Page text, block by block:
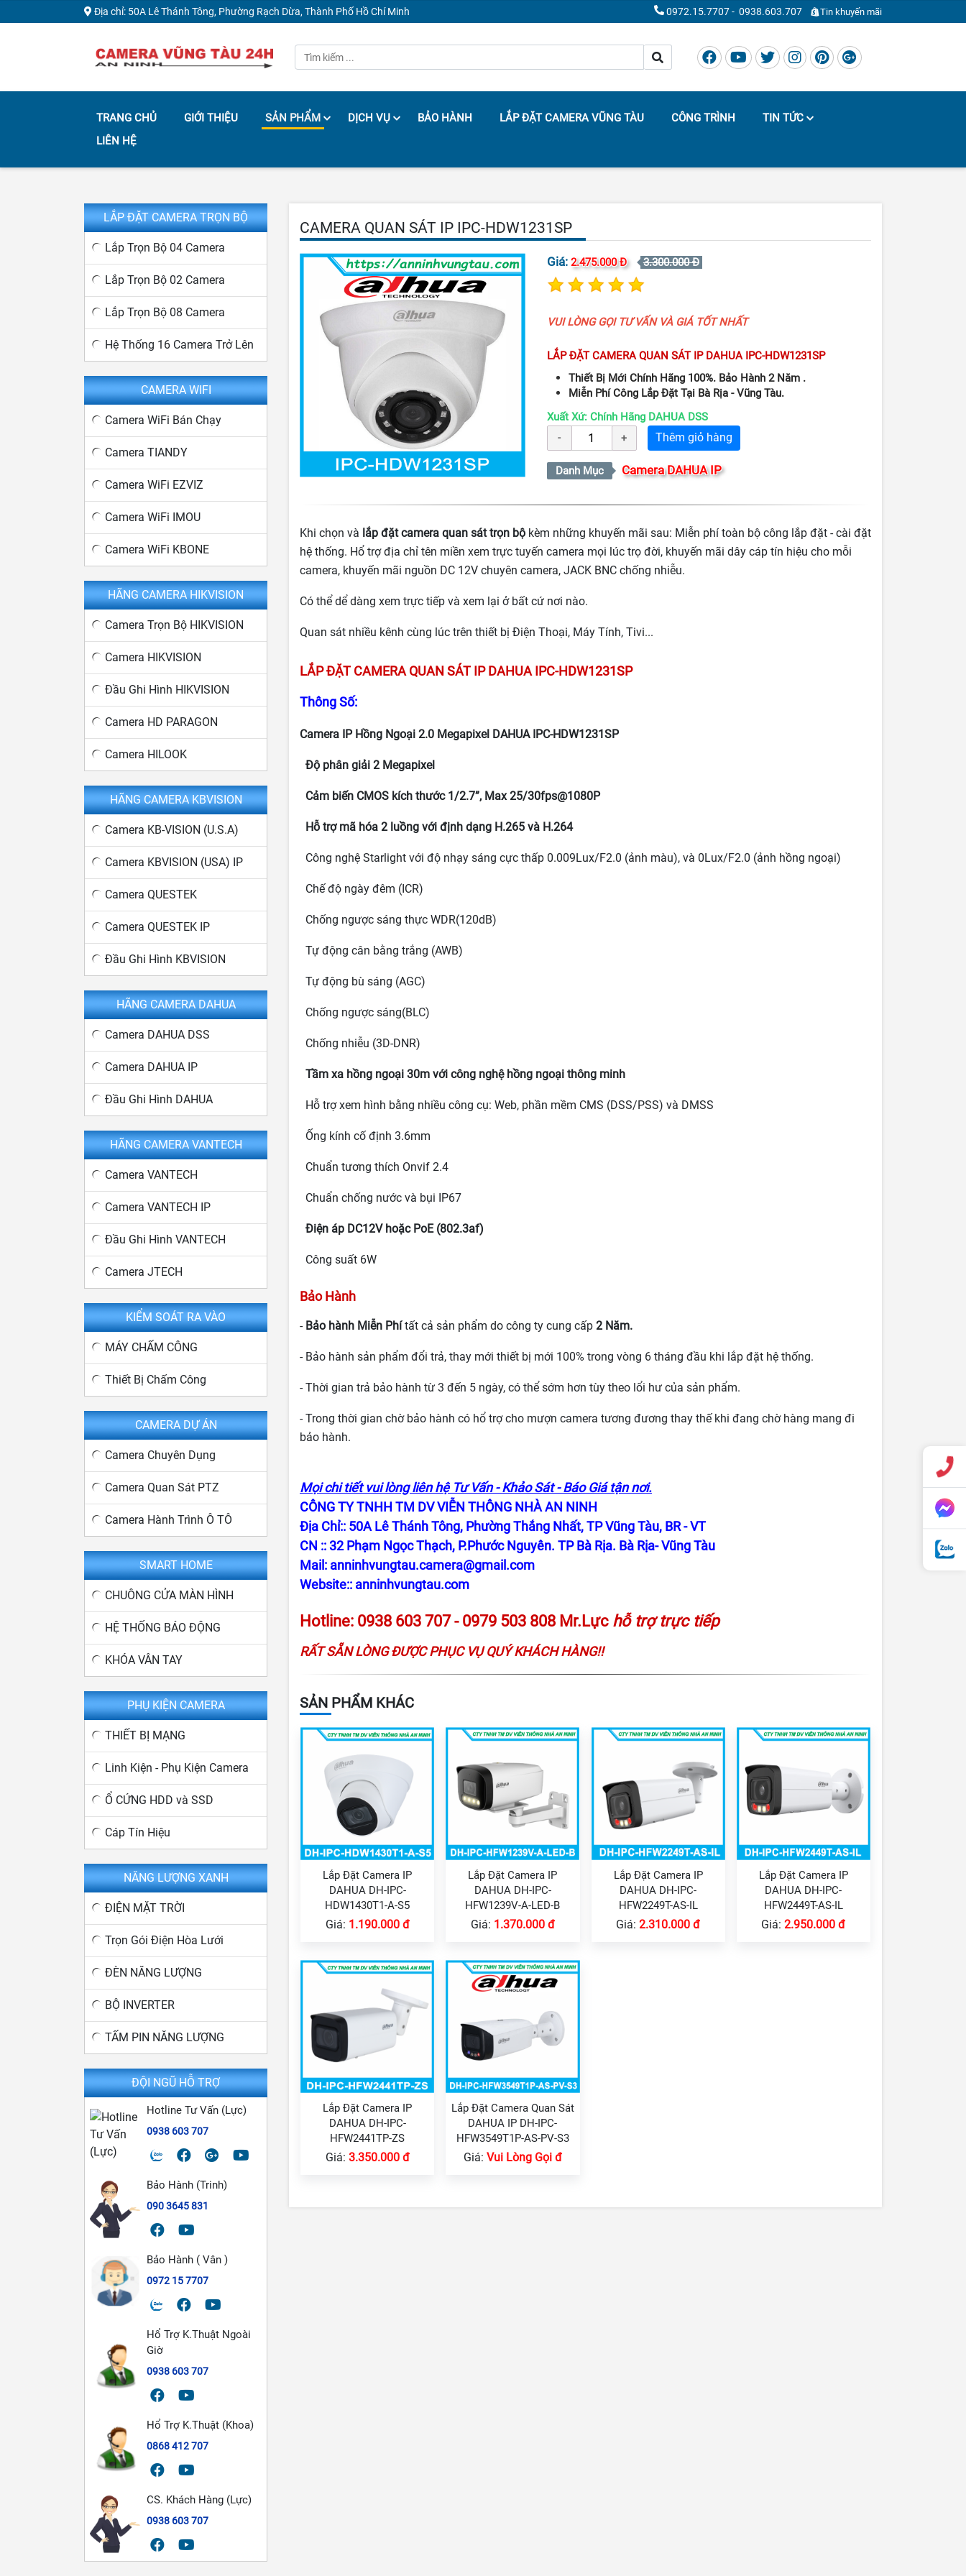
Địa chỉ: 50A Lê Thánh Tông, Phường Rạch Dừa, Thành Phố Hồ Chí Minh 0972.15.7707- 0938.603.707 Tin khuyến mãi
TRANG CHỦ GIỚI THIỆU SẢN PHẨM DỊCH VỤ BẢO HÀNH LẮP ĐẶT CAMERA VŨNG TÀU CÔNG TRÌNH
TIN TỨC
LIÊN HỆ
CAMERA QUAN SÁT IP IPC-HDW1231SP
Giá: 2.475.000 Đ 3.300.000 Đ
VUI LÒNG GỌI TƯ VẤN VÀ GIÁ TỐT NHẤT
LẮP ĐẶT CAMERA QUAN SÁT IP DAHUA IPC-HDW1231SP
Thiết Bị Mới Chính Hãng 100%. Bảo Hành 2 Năm .
Miễn Phí Công Lắp Đặt Tại Bà Rịa - Vũng Tàu.
Xuất Xứ: Chính Hãng DAHUA DSS
Thêm giỏ hàng
Danh Mục Camera DAHUA IP
Khi chọn và lắp đặt camera quan sát trọn bộ kèm những khuyến mãi sau: Miễn phí toàn bộ công lắp đặt - cài đặt
hệ thống. Hổ trợ địa chỉ tên miền xem trực tuyến camera mọi lúc trọ đời, khuyến mãi dây cáp tín hiệu cho mỗi
camera, khuyến mãi nguồn DC 12V chuyên camera, JACK BNC chống nhiễu.
Có thể dể dàng xem trực tiếp và xem lại ở bất cứ nơi nào.
Quan sát nhiều kênh cùng lúc trên thiết bị Điện Thoại, Máy Tính, Tivi...
LẮP ĐẶT CAMERA QUAN SÁT IP DAHUA IPC-HDW1231SP
Thông Số:
Camera IP Hồng Ngoại 2.0 Megapixel DAHUA IPC-HDW1231SP
Độ phân giải 2 Megapixel
Cảm biến CMOS kích thước 1/2.7”, Max 25/30fps@1080P
Hỗ trợ mã hóa 2 luồng với định dạng H.265 và H.264
Công nghệ Starlight với độ nhạy sáng cực thấp 0.009Lux/F2.0 (ảnh màu), và 0Lux/F2.0 (ảnh hồng ngoại)
Chế độ ngày đêm (ICR)
Chống ngược sáng thực WDR(120dB)
Tự động cân bằng trắng (AWB)
Tự động bù sáng (AGC)
Chống ngược sáng(BLC)
Chống nhiễu (3D-DNR)
Tầm xa hồng ngoại 30m với công nghệ hồng ngoại thông minh
Hỗ trợ xem hình bằng nhiều công cụ: Web, phần mềm CMS (DSS/PSS) và DMSS
Ống kính cố định 3.6mm
Chuẩn tương thích Onvif 2.4
Chuẩn chống nước và bụi IP67
Điện áp DC12V hoặc PoE (802.3af)
Công suất 6W
Bảo Hành
- Bảo hành Miễn Phítất cả sản phẩm do công ty cung cấp 2 Năm.
- Bảo hành sản phẩm đổi trả, thay mới thiết bị mới 100% trong vòng 6 tháng đầu khi lắp đặt hệ thống.
- Thời gian trả bảo hành từ 3 đến 5 ngày, có thể sớm hơn tùy theo lổi hư của sản phẩm.
- Trong thời gian chờ bảo hành có hổ trợ cho mượn camera tương đương thay thế khi đang chờ hàng mang đi
bảo hành.
Mọi chi tiết vui lòng liên hệ Tư Vấn - Khảo Sát - Báo Giá tận nơi.
CÔNG TY TNHH TM DV VIỄN THÔNG NHÀ AN NINH
Địa Chỉ:: 50A Lê Thánh Tông, Phường Thắng Nhất, TP Vũng Tàu, BR - VT
CN :: 32 Phạm Ngọc Thạch, P.Phước Nguyên. TP Bà Rịa. Bà Rịa- Vũng Tàu
Mail: anninhvungtau.camera@gmail.com
Website:: anninhvungtau.com
Hotline: 0938 603 707 - 0979 503 808 Mr.Lực hỗ trợ trực tiếp
RẤT SẴN LÒNG ĐƯỢC PHỤC VỤ QUÝ KHÁCH HÀNG!!
SẢN PHẨM KHÁC
Lắp Đặt Camera IP
DAHUA DH-IPC-
HDW1430T1-A-S5
Giá: 1.190.000 đ
Lắp Đặt Camera IP
DAHUA DH-IPC-
HFW1239V-A-LED-B
Giá: 1.370.000 đ
Lắp Đặt Camera IP
DAHUA DH-IPC-
HFW2249T-AS-IL
Giá:2.310.000 đ
Lắp Đặt Camera IP
DAHUA DH-IPC-
HFW2449T-AS-IL
Giá:2.950.000 đ
Lắp Đặt Camera IP
DAHUA DH-IPC-
HFW2441TP-ZS
Giá: 3.350.000 đ
Lắp Đặt Camera Quan Sát
DAHUA IP DH-IPC-
HFW3549T1P-AS-PV-S3
Giá: Vui Lòng Gọi đ
LẮP ĐẶT CAMERA TRỌN BỘ
Lắp Trọn Bộ 04 Camera
Lắp Trọn Bộ 02 Camera
Lắp Trọn Bộ 08 Camera
Hệ Thống 16 Camera Trở Lên
CAMERA WIFI
Camera WiFi Bán Chạy
Camera TIANDY
Camera WiFi EZVIZ
Camera WiFi IMOU
Camera WiFi KBONE
HÃNG CAMERA HIKVISION
Camera Trọn Bộ HIKVISION
Camera HIKVISION
Đầu Ghi Hình HIKVISION
Camera HD PARAGON
Camera HILOOK
HÃNG CAMERA KBVISION
Camera KB-VISION (U.S.A)
Camera KBVISION (USA) IP
Camera QUESTEK
Camera QUESTEK IP
Đầu Ghi Hình KBVISION
HÃNG CAMERA DAHUA
Camera DAHUA DSS
Camera DAHUA IP
Đầu Ghi Hình DAHUA
HÃNG CAMERA VANTECH
Camera VANTECH
Camera VANTECH IP
Đầu Ghi Hình VANTECH
Camera JTECH
KIỂM SOÁT RA VÀO
MÁY CHẤM CÔNG
Thiết Bị Chấm Công
CAMERA DỰ ÁN
Camera Chuyên Dụng
Camera Quan Sát PTZ
Camera Hành Trình Ô TÔ
SMART HOME
CHUÔNG CỬA MÀN HÌNH
HỆ THỐNG BÁO ĐỘNG
KHÓA VÂN TAY
PHỤ KIỆN CAMERA
THIẾT BỊ MẠNG
Linh Kiện - Phụ Kiện Camera
Ổ CỨNG HDD và SSD
Cáp Tín Hiệu
NĂNG LƯỢNG XANH
ĐIỆN MẶT TRỜI
Trọn Gói Điện Hòa Lưới
ĐÈN NĂNG LƯỢNG
BỘ INVERTER
TẤM PIN NĂNG LƯỢNG
ĐỘI NGŨ HỖ TRỢ
Hotline Tư Vấn (Lực)
0938 603 707
Bảo Hành (Trinh)
090 3645 831
Bảo Hành ( Vân )
0972 15 7707
Hổ Trợ K.Thuật Ngoài
Giờ
0938 603 707
Hổ Trợ K.Thuật (Khoa)
0868 412 707
CS. Khách Hàng (Lực)
0938 603 707